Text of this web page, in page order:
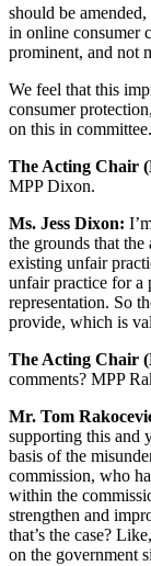
should be
in online consumer
prominent, and not
We feel that this
consumer
on this in committee.
The Acting Chair
MPP Dixon.
Ms. Jess Dixon:
the grounds that
existing unfair
unfair practice for a
representation. So
provide, which is
The Acting Chair
comments? MPP
Mr. Tom
supporting this and
basis of the
commission, who
within the
strengthen and
that’s the case?
on the government